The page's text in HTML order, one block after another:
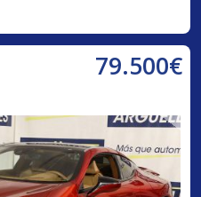
79.500€